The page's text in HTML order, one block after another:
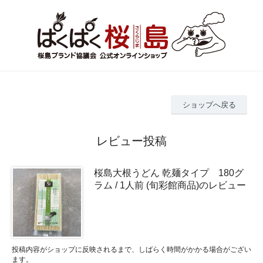
ショップへ戻る
レビュー投稿
桜島大根うどん 乾麺タイプ 180グ
ラム / 1人前 (旬彩館商品)のレビュー
投稿内容がショップに反映されるまで、しばらく時間がかかる場合がござい
ます。